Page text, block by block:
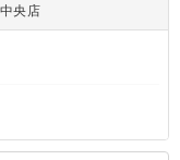
央店